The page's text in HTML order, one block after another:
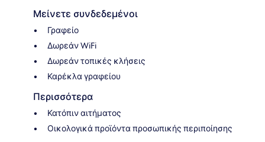
Μείνετε συνδεδεμένοι
Γραφείο
Δωρεάν WiFi
Δωρεάν τοπικές κλήσεις
Καρέκλα γραφείου
Περισσότερα
Κατόπιν αιτήματος
Οικολογικά προϊόντα προσωπικής περιποίησης